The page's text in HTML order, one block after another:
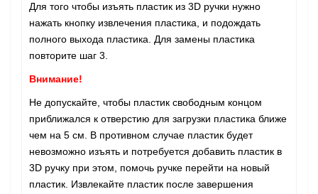
Для того чтобы изъять пластик из 3D ручки нужно
нажать кнопку извлечения пластика, и подождать
полного выхода пластика. Для замены пластика
повторите шаг 3.
Внимание!
Не допускайте, чтобы пластик свободным концом
приближался к отверстию для загрузки пластика ближе
чем на 5 см. В противном случае пластик будет
невозможно изъять и потребуется добавить пластик в
3D ручку при этом, помочь ручке перейти на новый
пластик. Извлекайте пластик после завершения